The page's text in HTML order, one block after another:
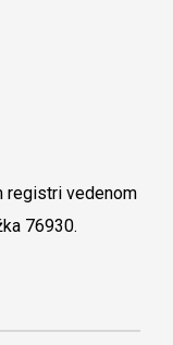
registri vedenom
76930.